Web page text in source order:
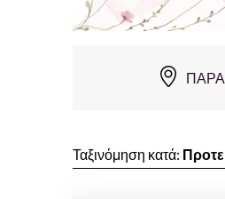
Ταξινόμηση κατά: